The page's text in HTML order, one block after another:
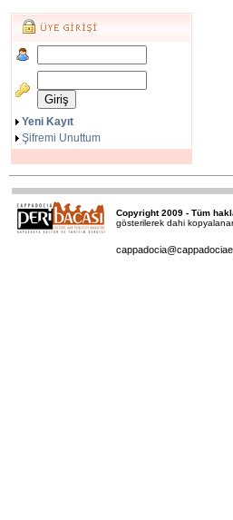
Yeni Kayıt
Şifremi Unuttum
Copyright 2009 - Tüm
gösterilerek dahi